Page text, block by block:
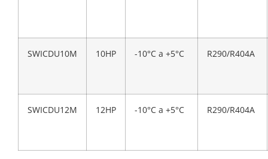
SWICDU10M 10HP -10°C a +5°C R290/R404A
SWICDU12M 12HP -10°C a +5°C R290/R404A